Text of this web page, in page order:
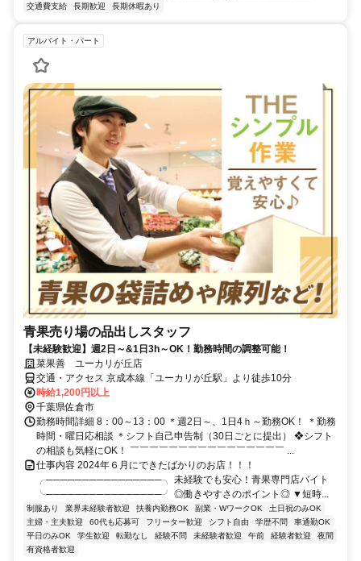
交通費支給
長期歓迎 長期休暇あり
アルバイト・パート
青果売り場の品出しスタッフ
【未経験歓迎】週2日～&1日3h～OK！勤務時間の調整可能！
菜果善 ユーカリが丘店
交通・アクセス 京成本線「ユーカリが丘駅」より徒歩10分
時給1,200円以上
千葉県佐倉市
勤務時間詳細 8：00～13：00 ＊週2日～、1日4ｈ～勤務OK！ ＊勤務
時間・曜日応相談 ＊シフト自己申告制（30日ごとに提出） ❖シフト
の相談も気軽にOK！ ￣￣￣￣￣￣￣￣￣￣￣￣￣￣￣￣ ...
仕事内容 2024年６月にできたばかりのお店！！！
╭────────────────╮ 未経験でも安心！青果専門店バイト
╰────────────────╯ ◎働きやすさのポイント◎ ▼短時...
制服あり 業界未経験者歓迎 扶養内勤務OK 副業・WワークOK
土日祝のみOK
主婦・主夫歓迎
60代も応募可 フリーター歓迎 シフト自由 学歴不問
車通勤OK
平日のみOK
学生歓迎 転勤なし 経験不問 未経験者歓迎 午前 経験者歓迎
夜間
有資格者歓迎